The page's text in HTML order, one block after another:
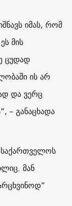
იმას, რომ
მის
ცუდად
ის არ
და ვერც
– განაცხადა
მან